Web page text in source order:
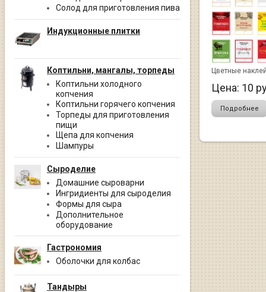
Солод для приготовления пива
Индукционные плитки
Коптильни, мангалы, торпеды
Коптильни холодного
копчения
Коптильни горячего копчения
Торпеды для приготовления
пищи
Щепа для копчения
Шампуры
Сыроделие
Домашние сыроварни
Ингридиенты для сыроделия
Формы для сыра
Дополнительное
оборудование
Гастрономия
Оболочки для колбас
Тандыры
Цветные
Цена: 10
Подробнее